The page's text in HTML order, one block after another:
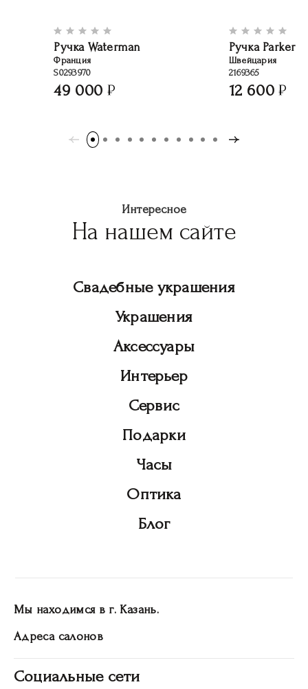
Ручка Waterman
Франция
S0293970
49 000
Ручка Parker
Швейцария
2169365
12 600
Интересное
На нашем сайте
Свадебные украшения
Украшения
Аксессуары
Интерьер
Сервис
Подарки
Часы
Оптика
Блог
Мы находимся в г. Казань.
Адреса салонов
Социальные сети